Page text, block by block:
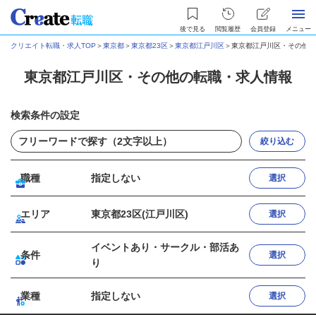
後で見る 閲覧履歴 会員登録 メニュー
クリエイト転職・求人TOP ＞東京都＞東京都23区＞東京都江戸川区＞東京都江戸川区・その他
東京都江戸川区・その他の転職・求人情報
検索条件の設定
絞り込む
職種 指定しない 選択
エリア 東京都23区(江戸川区) 選択
条件
イベントあり・サークル・部活あ
り
選択
業種 指定しない 選択